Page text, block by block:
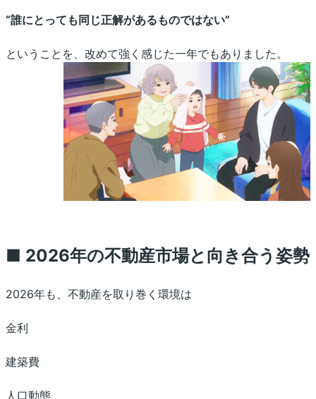
“誰にとっても同じ正解があるものではない”
ということを、改めて強く感じた一年でもありました。
■ 2026年の不動産市場と向き合う姿勢
2026年も、不動産を取り巻く環境は
金利
建築費
人口動態